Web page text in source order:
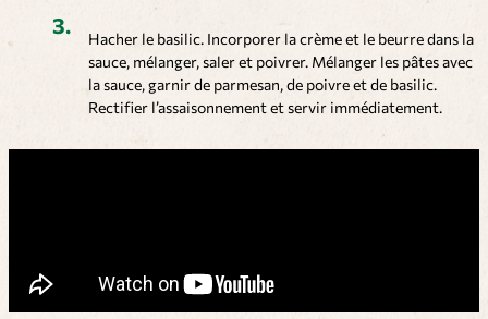
Hacher le basilic. Incorporer la crème et le beurre dans la
sauce, mélanger, saler et poivrer. Mélanger les pâtes avec
la sauce, garnir de parmesan, de poivre et de basilic.
Rectifier l’assaisonnement et servir immédiatement.